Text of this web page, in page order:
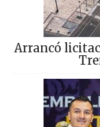
Arrancó